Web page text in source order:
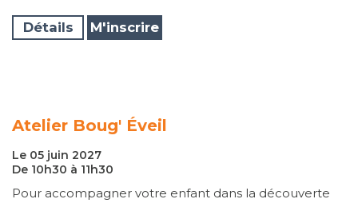
Détails M'inscrire
Atelier Boug' Éveil
Le 05 juin 2027
De 10h30 à 11h30
Pour accompagner votre enfant dans la découverte